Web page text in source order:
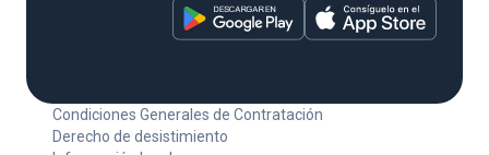
Condiciones Generales de Contratación
Derecho de desistimiento